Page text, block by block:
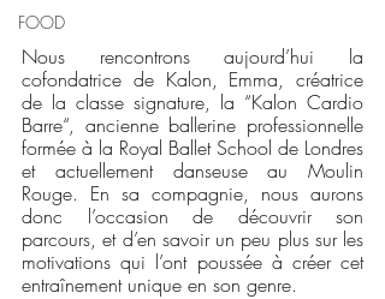
FOOD
Nous rencontrons aujourd’hui la
cofondatrice de Kalon, Emma, créatrice
de la classe signature, la “Kalon Cardio
Barre“, ancienne ballerine professionnelle
formée à la Royal Ballet School de Londres
et actuellement danseuse au Moulin
Rouge. En sa compagnie, nous aurons
donc l’occasion de découvrir son
parcours, et d’en savoir un peu plus sur les
motivations qui l’ont poussée à créer cet
entraînement unique en son genre.